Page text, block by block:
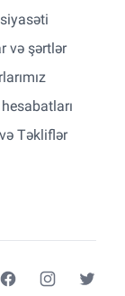
və şərtlər
Təkliflər